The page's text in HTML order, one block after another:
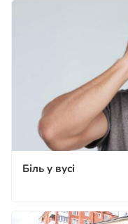
Біль у вусі